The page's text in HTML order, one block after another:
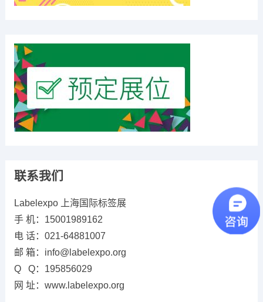
联系我们
Labelexpo 上海国际标签展
手 机：15001989162
电 话：021-64881007
邮 箱：info@labelexpo.org
Q Q：195856029
网 址：www.labelexpo.org